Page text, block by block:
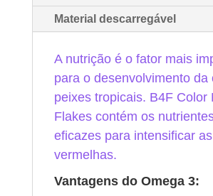
Material descarregável
A nutrição é o fator mais
para o desenvolvimento da
peixes tropicais. B4F Color
Flakes contém os
eficazes para intensificar
vermelhas.
Vantagens do Omega 3: